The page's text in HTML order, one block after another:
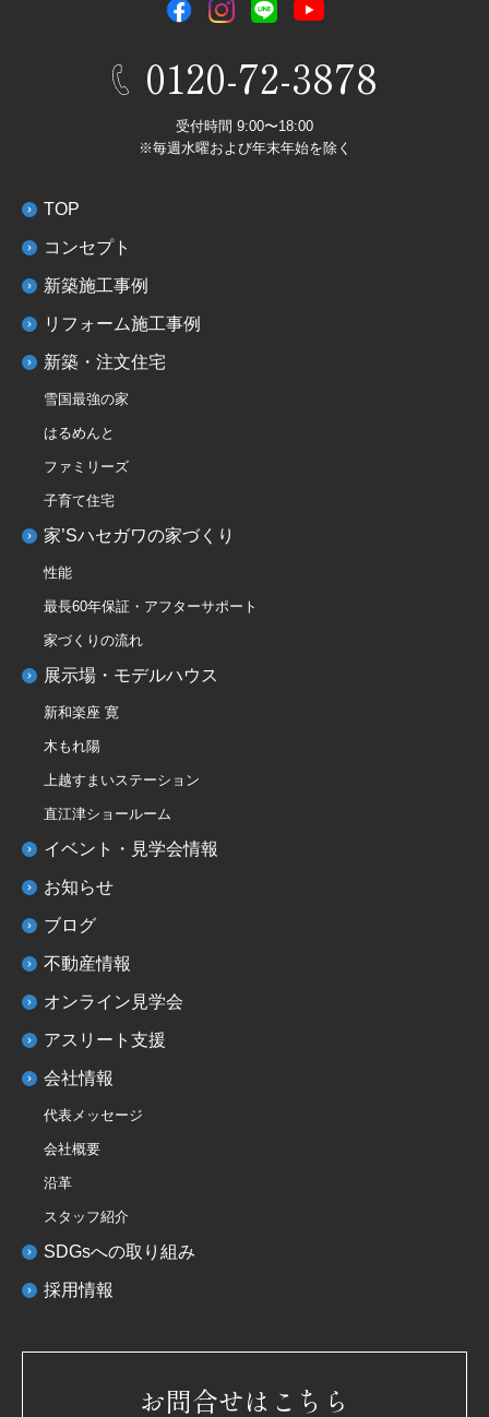
0120-72-3878
受付時間 9:00〜18:00
※毎週水曜および年末年始を除く
TOP
コンセプト
新築施工事例
リフォーム施工事例
新築・注文住宅
雪国最強の家
はるめんと
ファミリーズ
子育て住宅
家’Sハセガワの家づくり
性能
最長60年保証・アフターサポート
家づくりの流れ
展示場・モデルハウス
新和楽座 寛
木もれ陽
上越すまいステーション
直江津ショールーム
イベント・見学会情報
お知らせ
ブログ
不動産情報
オンライン見学会
アスリート支援
会社情報
代表メッセージ
会社概要
沿革
スタッフ紹介
SDGsへの取り組み
採用情報
お問合せはこちら